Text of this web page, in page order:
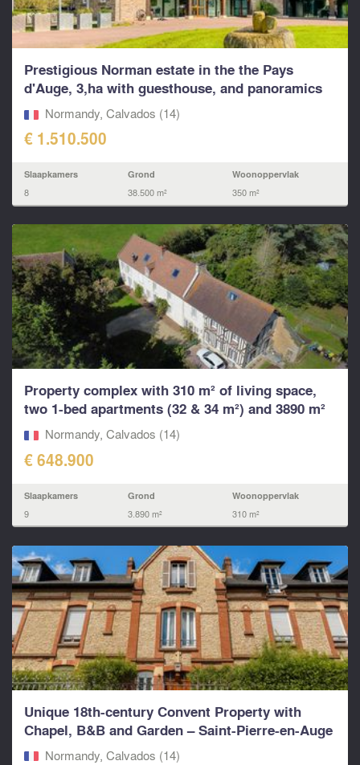
Prestigious Norman estate in the the Pays
d'Auge, 3,ha with guesthouse, and panoramics
viewsNormandy, Calvados (14)
€ 1.510.500
Slaapkamers
8
Grond
38.500 m²
Woonoppervlak
350 m²
Property complex with 310 m² of living space,
two 1-bed apartments (32 & 34 m²) and 3890 m²
of land.
Normandy, Calvados (14)
€ 648.900
Slaapkamers
9
Grond
3.890 m²
Woonoppervlak
310 m²
Unique 18th-century Convent Property with
Chapel, B&B and Garden – Saint-Pierre-en-Auge
(Calvados)
Normandy, Calvados (14)